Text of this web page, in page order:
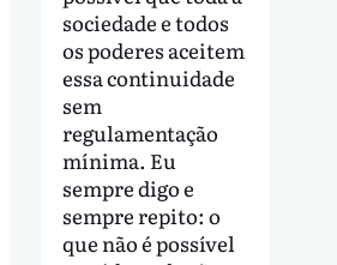
sociedade e todos
os poderes aceitem
essa continuidade
sem
regulamentação
mínima. Eu
sempre digo e
sempre repito: o
que não é possível